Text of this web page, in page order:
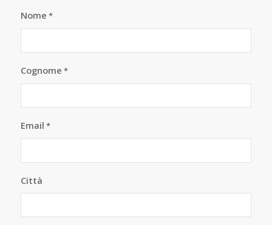
Nome *
Cognome *
Email *
Città